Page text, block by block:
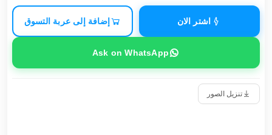
اشتر الان إضافة إلى عربة التسوق
Ask on WhatsApp
تنزيل الصور